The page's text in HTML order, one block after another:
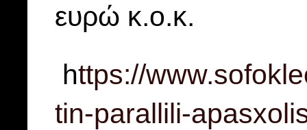
ευρώ κ.ο.κ.
https://
tin-parallili-